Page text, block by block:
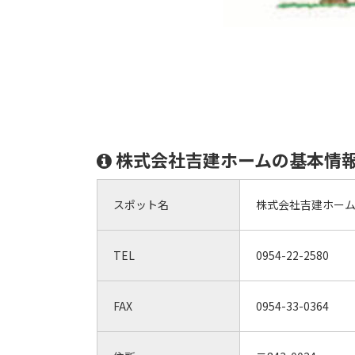
株式会社吉建ホームの基本情
スポット名 株式会社吉建ホーム
TEL 0954-22-2580
FAX 0954-33-0364